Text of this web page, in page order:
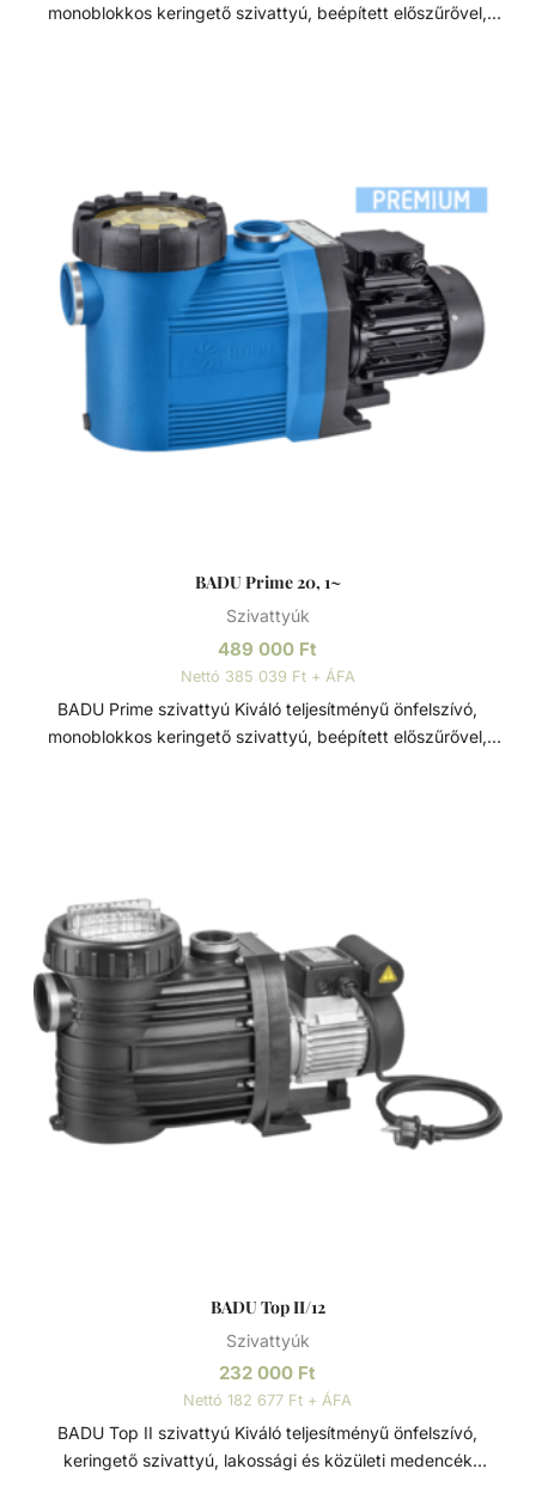
monoblokkos keringető szivattyú, beépített előszűrővel,
BADU Prime 20, 1~
Szivattyúk
489 000 Ft
Nettó 385 039 Ft + ÁFA
BADU Prime szivattyú Kiváló teljesítményű önfelszívó,
monoblokkos keringető szivattyú, beépített előszűrővel,
BADU Top II/12
Szivattyúk
232 000 Ft
Nettó 182 677 Ft + ÁFA
BADU Top II szivattyú Kiváló teljesítményű önfelszívó,
keringető szivattyú, lakossági és közületi medencék